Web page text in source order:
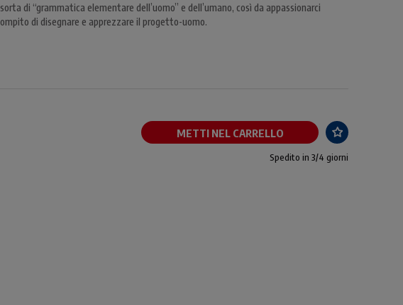
di “grammatica elementare dell’uomo” e dell’umano, così da appassionarci
di disegnare e apprezzare il progetto-uomo.
METTI NEL CARRELLO
Spedito in 3/4 giorni